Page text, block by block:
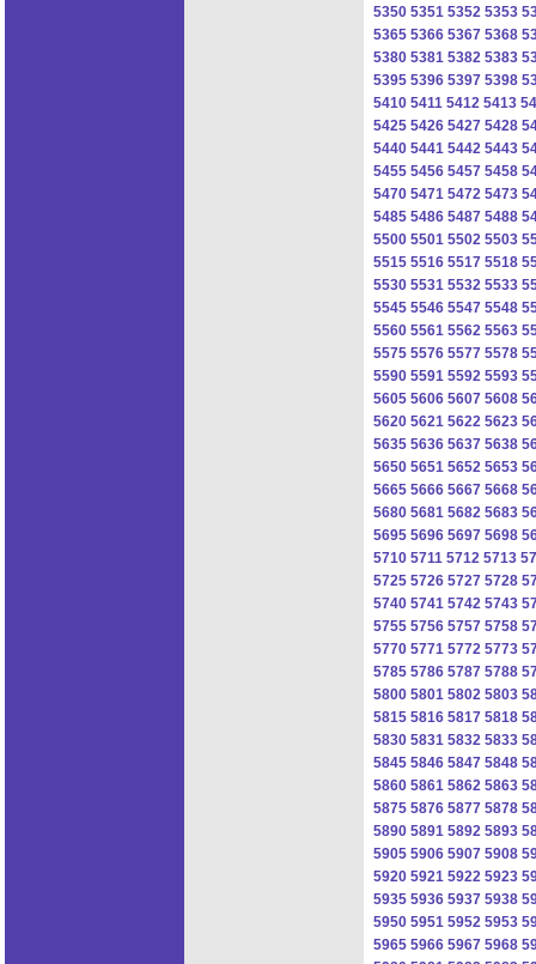
5350 5351 5352 5353
5365 5366 5367 5368
5380 5381 5382 5383
5395 5396 5397 5398
5410 5411 5412 5413
5425 5426 5427 5428
5440 5441 5442 5443
5455 5456 5457 5458
5470 5471 5472 5473
5485 5486 5487 5488
5500 5501 5502 5503
5515 5516 5517 5518
5530 5531 5532 5533
5545 5546 5547 5548
5560 5561 5562 5563
5575 5576 5577 5578
5590 5591 5592 5593
5605 5606 5607 5608
5620 5621 5622 5623
5635 5636 5637 5638
5650 5651 5652 5653
5665 5666 5667 5668
5680 5681 5682 5683
5695 5696 5697 5698
5710 5711 5712 5713
5725 5726 5727 5728
5740 5741 5742 5743
5755 5756 5757 5758
5770 5771 5772 5773
5785 5786 5787 5788
5800 5801 5802 5803
5815 5816 5817 5818
5830 5831 5832 5833
5845 5846 5847 5848
5860 5861 5862 5863
5875 5876 5877 5878
5890 5891 5892 5893
5905 5906 5907 5908
5920 5921 5922 5923
5935 5936 5937 5938
5950 5951 5952 5953
5965 5966 5967 5968